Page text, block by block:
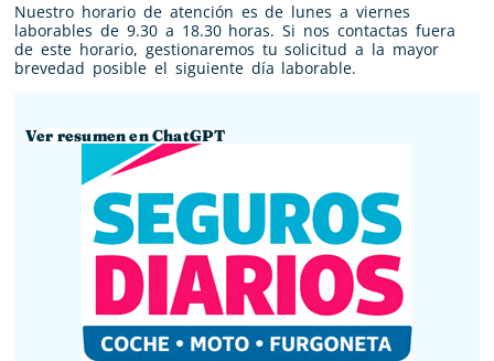
Nuestro horario de atención es de lunes a viernes
laborables de 9.30 a 18.30 horas. Si nos contactas fuera
de este horario, gestionaremos tu solicitud a la mayor
brevedad posible el siguiente día laborable.
Ver resumen en ChatGPT